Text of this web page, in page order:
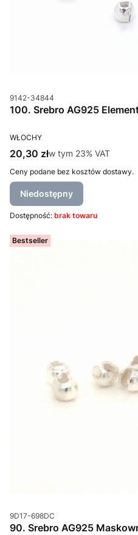
Kod produktu
9142-34844
100. Srebro AG925
PRODUCENT
WŁOCHY
Cena brutto
20,30 złw tym %s VAT
w tym 23% VAT
Ceny podane bez kosztów dostawy.
Niedostępny
Dostępność: brak towaru
Bestseller
Kod produktu
9D17-698DC
90. Srebro AG925